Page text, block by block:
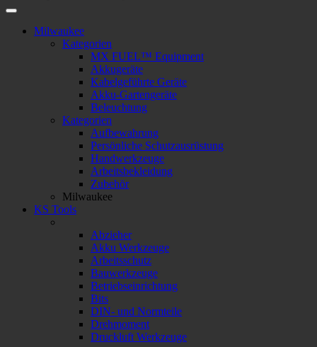
Milwaukee
Kategorien
MX FUEL™ Equipment
Akkugeräte
Kabelgeführte Geräte
Akku-Gartengeräte
Beleuchtung
Kategorien
Aufbewahrung
Persönliche Schutzausrüstung
Handwerkzeuge
Arbeitsbekleidung
Zubehör
Milwaukee
KS Tools
Abzieher
Akku Werkzeuge
Arbeitsschutz
Bauwerkzeuge
Betriebseinrichtung
Bits
DIN- und Normteile
Drehmoment
Druckluft Werkzeuge